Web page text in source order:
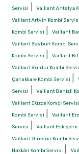
Servisi
Vaillant Antalya
Vaillant Artvin Kombi Servisi
Kombi Servisi
Vaillant
Vaillant Bayburt Kombi
Kombi Servisi
Vaillant
Vaillant Burdur Kombi
Çanakkale Kombi Servisi
Servisi
Vaillant Denizli
Vaillant Düzce Kombi Servisi
Kombi Servisi
Vaillant
Servisi
Vaillant Eskişehir
Vaillant Giresun Kombi
Hakkâri Kombi Servisi